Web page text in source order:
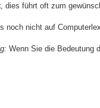
, dies führt oft zum
noch nicht auf
Wenn Sie die Bedeutung